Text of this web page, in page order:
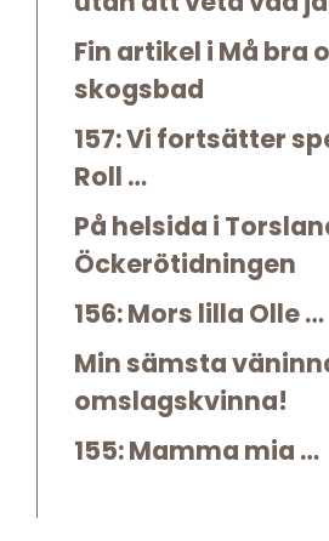
Fin artikel i Må bra
skogsbad
157: Vi fortsätter
Roll …
På helsida i
Öckerötidningen
156: Mors lilla Olle …
Min sämsta
omslagskvinna!
155: Mamma mia …